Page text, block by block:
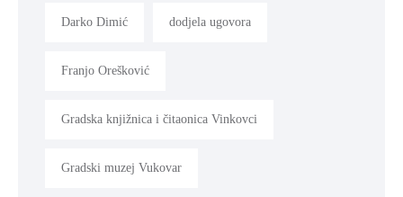
Darko Dimić dodjela ugovora
Franjo Orešković
Gradska knjižnica i čitaonica Vinkovci
Gradski muzej Vukovar